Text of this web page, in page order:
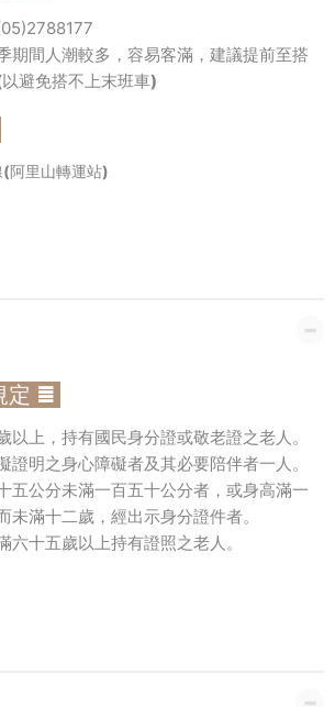
期間人潮較多，容易客滿，建議提前至搭
避免搭不上末班車)
(阿里山轉運站)
定 ≣
以上，持有國民身分證或敬老證之老人。
證明之身心障礙者及其必要陪伴者一人。
五公分未滿一百五十公分者，或身高滿一
未滿十二歲，經出示身分證件者。
六十五歲以上持有證照之老人。